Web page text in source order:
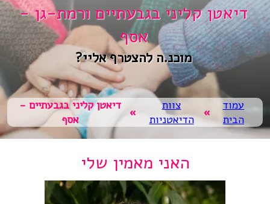
דיאטן קליני בגבעתיים ורמת-גן -
אסף
מוכנ.ה להצטרף אליי?
עמוד
הבית
»
צוות
הדיאטניות
» דיאטן קליני בגבעתיים -
אסף
האני מאמין שלי